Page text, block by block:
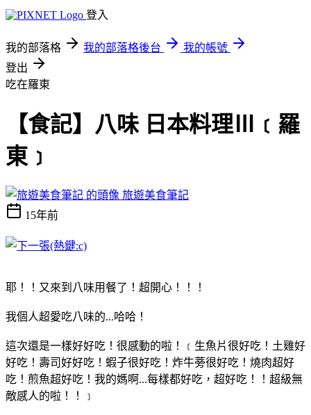
登入
我的部落格 我的部落格後台
我的帳號
登出
吃在羅東
【食記】八味 日本料理Ⅲ﹝羅
東﹞
旅遊美食筆記
15年前
耶！！又來到八味用餐了！超開心！！！
我個人超愛吃八味的...哈哈！
這次還是一樣好好吃！很感動的啦！﹝生魚片很好吃！土雞好
好吃！壽司好好吃！蝦子很好吃！炸牛蒡很好吃！燒肉超好
吃！煎魚超好吃！我的媽啊...每樣都好吃，超好吃！！超級無
敵感人的啦！！﹞